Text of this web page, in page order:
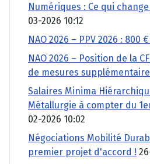
Numériques : Ce qui
03-2026 10:12
NAO 2026 – PPV 2026 : 800 €
NAO 2026 – Position de la
de mesures
Salaires Minima
Métallurgie à compter du
02-2026 10:02
Négociations Mobilité
premier projet d'accord !